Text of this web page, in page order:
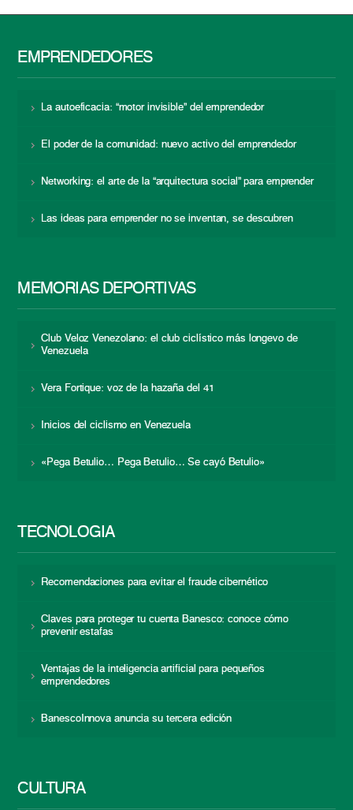
EMPRENDEDORES
La autoeficacia: “motor invisible” del emprendedor
El poder de la comunidad: nuevo activo del emprendedor
Networking: el arte de la “arquitectura social” para emprender
Las ideas para emprender no se inventan, se descubren
MEMORIAS DEPORTIVAS
Club Veloz Venezolano: el club ciclístico más longevo de
Venezuela
Vera Fortique: voz de la hazaña del 41
Inicios del ciclismo en Venezuela
«Pega Betulio… Pega Betulio… Se cayó Betulio»
TECNOLOGÍA
Recomendaciones para evitar el fraude cibernético
Claves para proteger tu cuenta Banesco: conoce cómo
prevenir estafas
Ventajas de la inteligencia artificial para pequeños
emprendedores
BanescoInnova anuncia su tercera edición
CULTURA